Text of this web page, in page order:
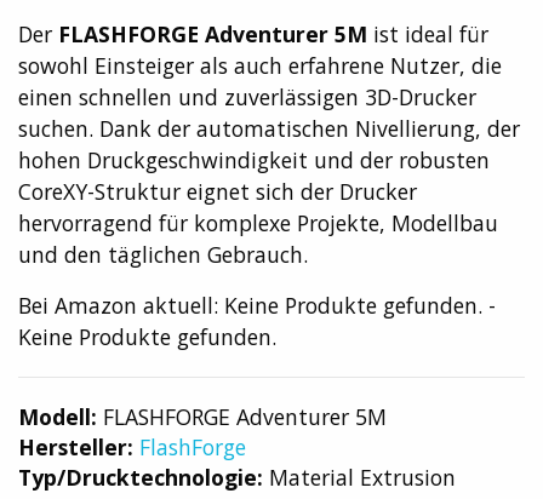
Der FLASHFORGE Adventurer 5M ist ideal für
sowohl Einsteiger als auch erfahrene Nutzer, die
einen schnellen und zuverlässigen 3D-Drucker
suchen. Dank der automatischen Nivellierung, der
hohen Druckgeschwindigkeit und der robusten
CoreXY-Struktur eignet sich der Drucker
hervorragend für komplexe Projekte, Modellbau
und den täglichen Gebrauch.
Bei Amazon aktuell: Keine Produkte gefunden. -
Keine Produkte gefunden.
Modell: FLASHFORGE Adventurer 5M
Hersteller: FlashForge
Typ/Drucktechnologie: Material Extrusion